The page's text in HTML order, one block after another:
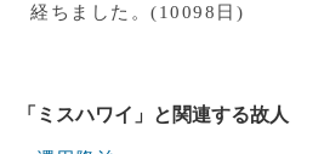
経ちました。(10098日)
「ミスハワイ」と関連する故人